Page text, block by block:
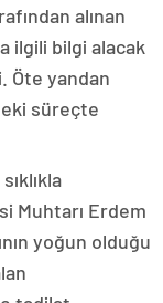
alınan
ilgili bilgi alacak
Öte yandan
süreçte
Muhtarı Erdem
yoğun olduğu